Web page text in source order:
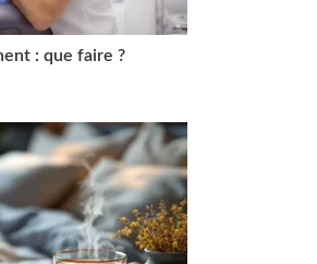
: que faire ?